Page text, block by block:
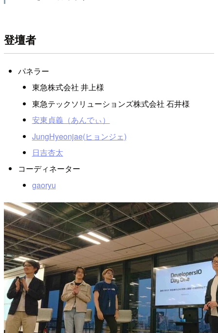
登壇者
パネラー
東急株式会社 井上様
東急テックソリューションズ株式会社 石井様
安東貞義（あんでぃ）
JungHyeonjae(ヒョンジェ)
日吉杏太
コーディネーター
gaoryu